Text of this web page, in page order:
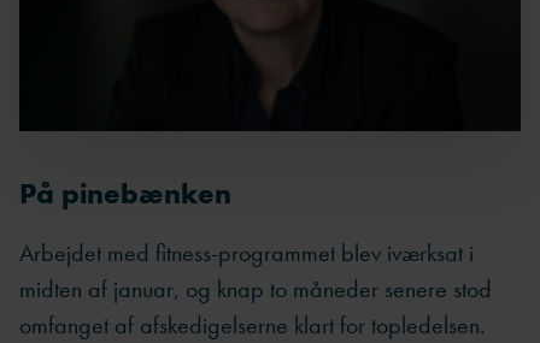
På pinebænken
Arbejdet med fitness-programmet blev iværksat i
midten af januar, og knap to måneder senere stod
omfanget af afskedigelserne klart for topledelsen.